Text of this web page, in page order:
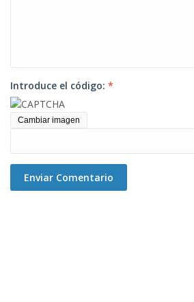
Introduce el código: *
Cambiar imagen
Enviar Comentario